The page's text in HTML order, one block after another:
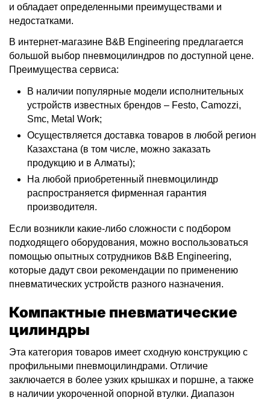
и обладает определенными преимуществами и
недостатками.
В интернет-магазине B&B Engineering предлагается
большой выбор пневмоцилиндров по доступной цене.
Преимущества сервиса:
В наличии популярные модели исполнительных
устройств известных брендов – Festo, Camozzi,
Smc, Metal Work;
Осуществляется доставка товаров в любой регион
Казахстана (в том числе, можно заказать
продукцию и в Алматы);
На любой приобретенный пневмоцилиндр
распространяется фирменная гарантия
производителя.
Если возникли какие-либо сложности с подбором
подходящего оборудования, можно воспользоваться
помощью опытных сотрудников B&B Engineering,
которые дадут свои рекомендации по применению
пневматических устройств разного назначения.
Компактные пневматические
цилиндры
Эта категория товаров имеет сходную конструкцию с
профильными пневмоцилиндрами. Отличие
заключается в более узких крышках и поршне, а также
в наличии укороченной опорной втулки. Диапазон